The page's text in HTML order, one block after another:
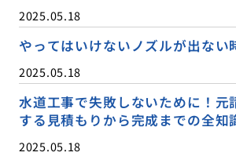
2025.05.18
やってはいけないノズルが出ない
2025.05.18
水道工事で失敗しないために！元
する見積もりから完成までの全知
2025.05.18